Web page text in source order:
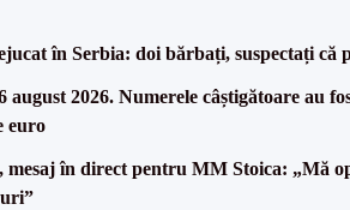
în Serbia: doi bărbați, suspectați că
august 2026. Numerele câștigătoare au
euro
mesaj în direct pentru MM Stoica: „Mă